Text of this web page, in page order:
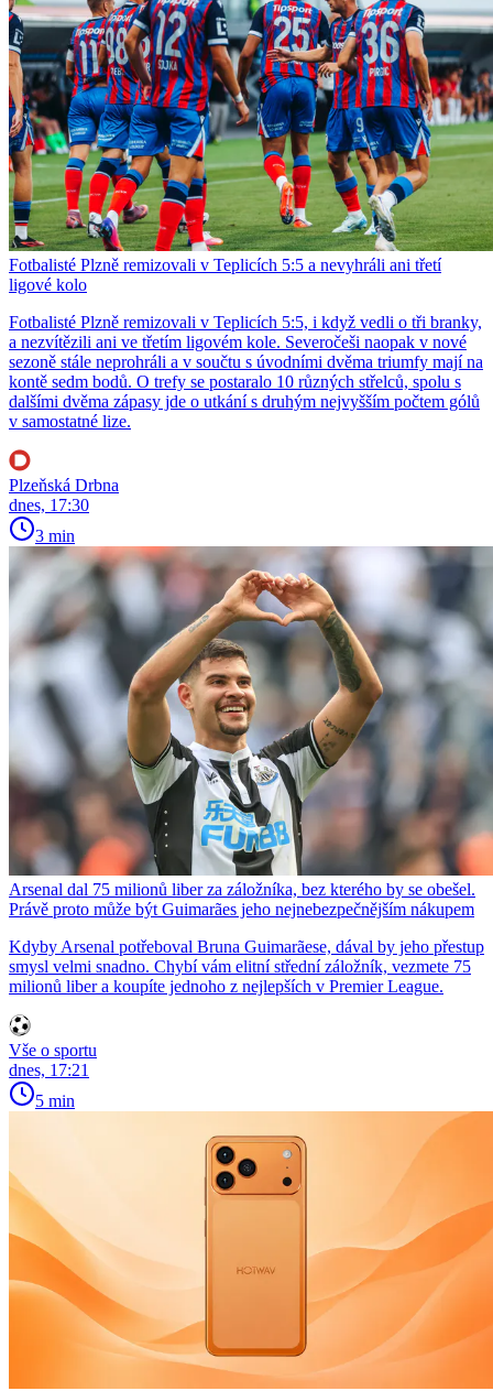
Fotbalisté Plzně remizovali v Teplicích 5:5 a nevyhráli ani třetí
ligové kolo
Fotbalisté Plzně remizovali v Teplicích 5:5, i když vedli o tři branky,
a nezvítězili ani ve třetím ligovém kole. Severočeši naopak v nové
sezoně stále neprohráli a v součtu s úvodními dvěma triumfy mají na
kontě sedm bodů. O trefy se postaralo 10 různých střelců, spolu s
dalšími dvěma zápasy jde o utkání s druhým nejvyšším počtem gólů
v samostatné lize.
Plzeňská Drbna
dnes, 17:30
3 min
Arsenal dal 75 milionů liber za záložníka, bez kterého by se obešel.
Právě proto může být Guimarães jeho nejnebezpečnějším nákupem
Kdyby Arsenal potřeboval Bruna Guimarãese, dával by jeho přestup
smysl velmi snadno. Chybí vám elitní střední záložník, vezmete 75
milionů liber a koupíte jednoho z nejlepších v Premier League.
Vše o sportu
dnes, 17:21
5 min